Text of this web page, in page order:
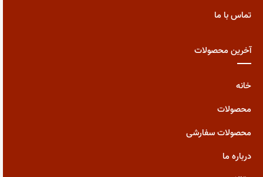
تماس با ما
آخرین محصولات
خانه
محصولات
محصولات سفارشی
درباره ما